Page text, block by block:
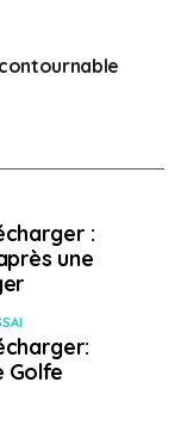
:
une
Golfe